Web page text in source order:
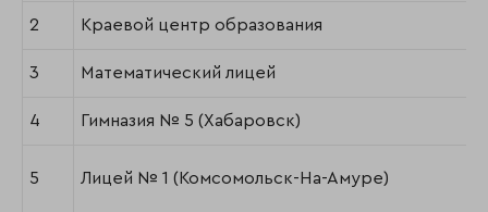
2 Краевой центр образования
3 Математический лицей
4 Гимназия № 5 (Хабаровск)
5 Лицей № 1 (Комсомольск-На-Амуре)